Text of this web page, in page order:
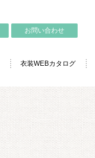
衣装WEBカタログ
お問い合わせ